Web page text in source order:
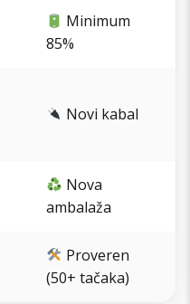
Minimum
85%
Novi kabal
Nova
ambalaža
Proveren
(50+ tačaka)